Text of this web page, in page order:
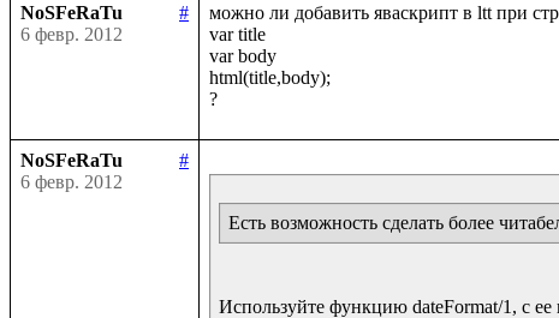
NoSFeRaTu
#
6 февр. 2012
можно ли добавить яваскрипт в ltt при
var title
var body
html(title,body);
NoSFeRaTu
#
6 февр. 2012
Есть возможность сделать более
Используйте функцию dateFormat/1, с